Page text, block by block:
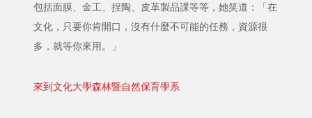
包括面膜、金工、捏陶、皮革製品課等等，她笑道：「在
文化，只要你肯開口，沒有什麼不可能的任務，資源很
多，就等你來用。」
來到文化大學森林暨自然保育學系